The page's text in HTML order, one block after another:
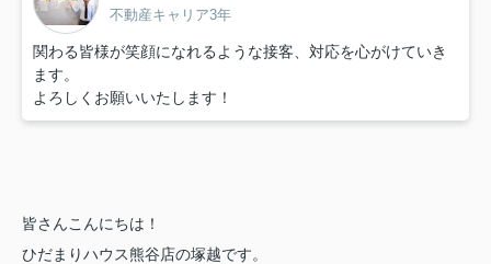
不動産キャリア3年
関わる皆様が笑顔になれるような接客、対応を心がけていき
ます。
よろしくお願いいたします！
皆さんこんにちは！
ひだまりハウス熊谷店の塚越です。